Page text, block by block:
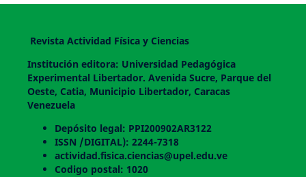
Revista Actividad Física y Ciencias
Institución editora: Universidad Pedagógica
Experimental Libertador. Avenida Sucre, Parque del
Oeste, Catia, Municipio Libertador, Caracas
Venezuela
Depósito legal: PPI200902AR3122
ISSN /DIGITAL): 2244-7318
actividad.fisica.ciencias@upel.edu.ve
Codigo postal: 1020